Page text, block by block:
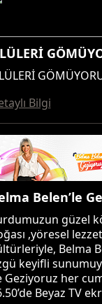
Bilgi
Belen’le
güzel
,yöresel
Belma
keyifli
Geziyoruz her
Beyaz TV